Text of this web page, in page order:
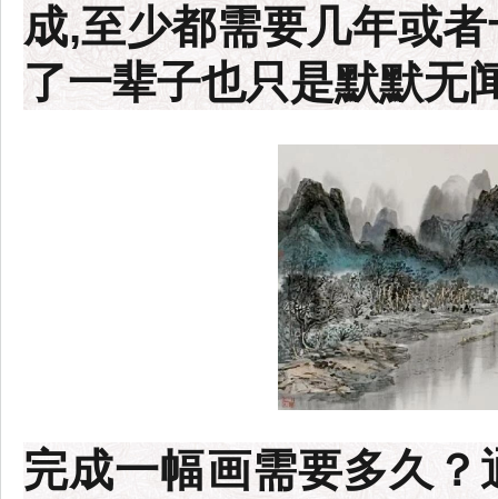
成,至少都需要几年或
了一辈子也只是默默无
完成一幅画需要多久